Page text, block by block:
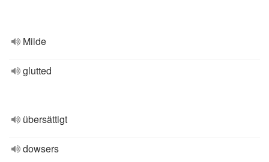
Milde
glutted
übersättigt
dowsers